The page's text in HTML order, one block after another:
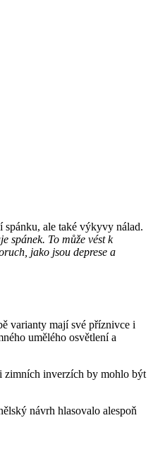
spánku, ale také výkyvy nálad.
spánek. To může vést k
jako jsou deprese a
varianty mají své příznivce i
umělého osvětlení a
zimních inverzích by mohlo být
návrh hlasovalo alespoň